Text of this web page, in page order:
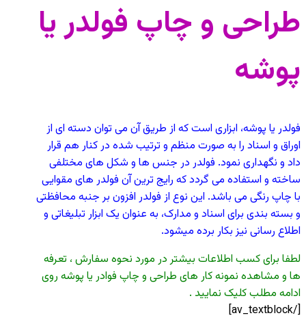
طراحی و چاپ فولدر یا
پوشه
فولدر یا پوشه، ابزاری است که از طریق آن می توان دسته ای از
اوراق و اسناد را به صورت منظم و ترتیب شده در کنار هم قرار
داد و نگهداری نمود. فولدر در جنس ها و شکل های مختلفی
ساخته و استفاده می گردد که رایج ترین آن فولدر های مقوایی
با چاپ رنگی می باشد. این نوع از فولدر افزون بر جنبه محافظتی
و بسته بندی برای اسناد و مدارک، به عنوان یک ابزار تبلیغاتی و
اطلاع رسانی نیز بکار برده میشود.
لطفا برای کسب اطلاعات بیشتر در مورد نحوه سفارش ، تعرفه
ها و مشاهده نمونه کار های طراحی و چاپ فوادر یا پوشه روی
ادامه مطلب کلیک نمایید .
[/av_textblock]